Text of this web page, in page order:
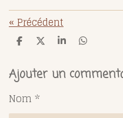
«Précédent
P
t
a
e
r
P
t
a
r
P
t
a
r
P
t
a
r
Ajouter un
Nom *